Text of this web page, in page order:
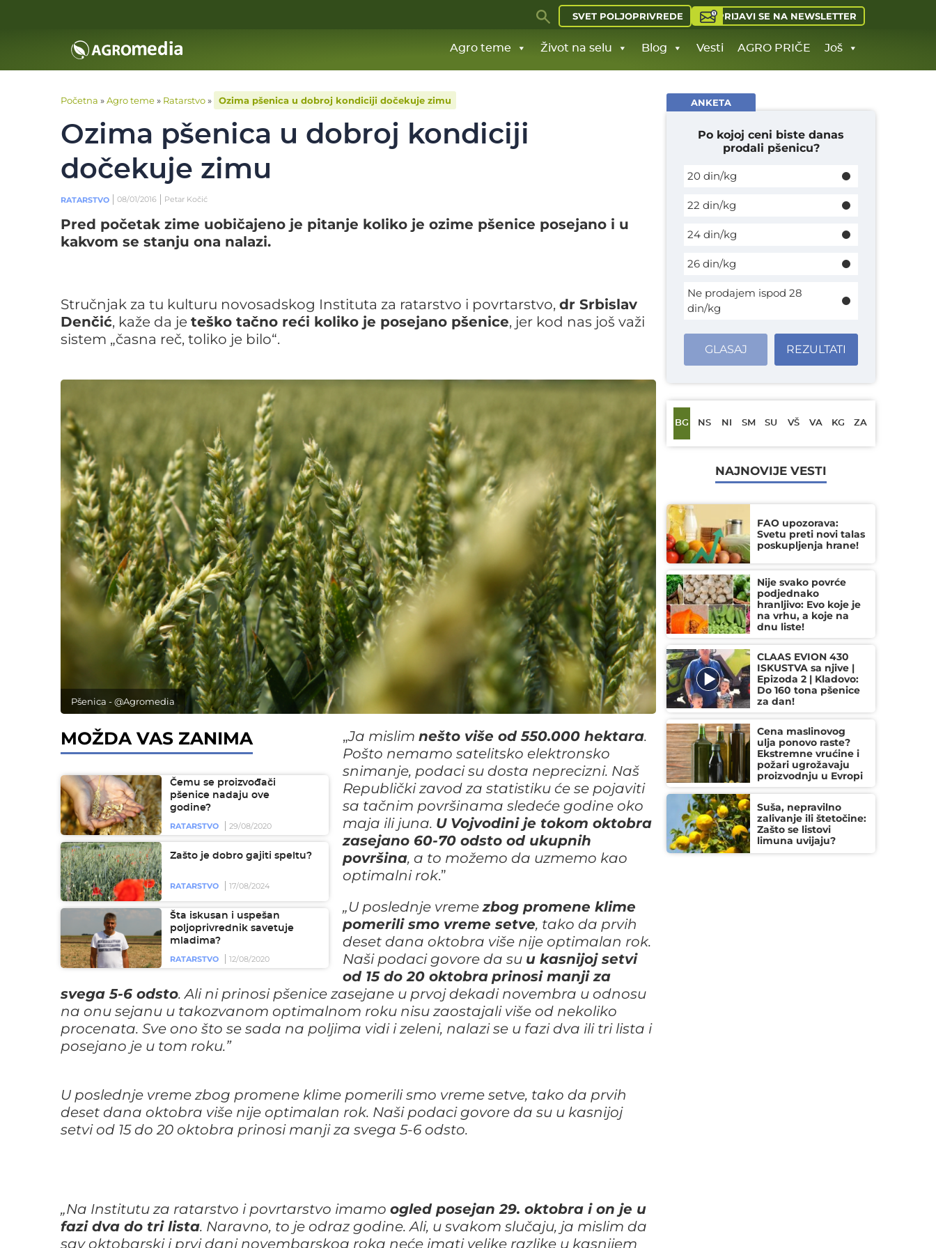
SVET POLJOPRIVREDE PRIJAVI SE NA NEWSLETTER
Agro teme Život na selu Blog Vesti AGRO PRIČE Još
Početna »Agro teme» Ratarstvo» Ozima pšenica u dobroj kondiciji dočekuje zimu
Ozima pšenica u dobroj kondiciji
dočekuje zimu
RATARSTVO 08/01/2016 Petar Kočić
Pred početak zime uobičajeno je pitanje koliko je ozime pšenice posejano i u
kakvom se stanju ona nalazi.
Stručnjak za tu kulturu novosadskog Instituta za ratarstvo i povrtarstvo, dr Srbislav
Denčić, kaže da je teško tačno reći koliko je posejano pšenice, jer kod nas još važi
sistem „časna reč, toliko je bilo“.
Pšenica - @Agromedia
MOŽDA VAS ZANIMA
Čemu se proizvođači
pšenice nadaju ove
godine?
RATARSTVO
29/08/2020
Zašto je dobro gajiti speltu?
RATARSTVO 17/08/2024
Šta iskusan i uspešan
poljoprivrednik savetuje
mladima?
RATARSTVO
12/08/2020
„Ja mislim nešto više od 550.000 hektara.
Pošto nemamo satelitsko elektronsko
snimanje, podaci su dosta neprecizni. Naš
Republički zavod za statistiku će se pojaviti
sa tačnim površinama sledeće godine oko
maja ili juna. U Vojvodini je tokom oktobra
zasejano 60-70 odsto od ukupnih
površina, a to možemo da uzmemo kao
optimalni rok.”
„U poslednje vremezbog promene klime
pomerili smo vreme setve, tako da prvih
deset dana oktobra više nije optimalan rok.
Naši podaci govore da su u kasnijoj setvi
od 15 do 20 oktobra prinosi manji za
svega 5-6 odsto. Ali ni prinosi pšenice zasejane u prvoj dekadi novembra u odnosu
na onu sejanu u takozvanom optimalnom roku nisu zaostajali više od nekoliko
procenata. Sve ono što se sada na poljima vidi i zeleni, nalazi se u fazi dva ili tri lista i
posejano je u tom roku.”
U poslednje vreme zbog promene klime pomerili smo vreme setve, tako da prvih
deset dana oktobra više nije optimalan rok. Naši podaci govore da su u kasnijoj
setvi od 15 do 20 oktobra prinosi manji za svega 5-6 odsto.
„Na Institutu za ratarstvo i povrtarstvo imamo ogled posejan 29. oktobra i on je u
fazi dva do tri lista. Naravno, to je odraz godine. Ali, u svakom slučaju, ja mislim da
sav oktobarski i prvi dani novembarskog roka neće imati velike razlike u kasnijem
ANKETA
Po kojoj ceni biste danas
prodali pšenicu?
20 din/kg
22 din/kg
24 din/kg
26 din/kg
Ne prodajem ispod 28
din/kg
GLASAJ REZULTATI
BG NS NI SM SU VŠ VA KG ZA
NAJNOVIJE VESTI
FAO upozorava:
Svetu preti novi talas
poskupljenja hrane!
Nije svako povrće
podjednako
hranljivo: Evo koje je
na vrhu, a koje na
dnu liste!
CLAAS EVION 430
ISKUSTVA sa njive |
Epizoda 2 | Kladovo:
Do 160 tona pšenice
za dan!
Cena maslinovog
ulja ponovo raste?
Ekstremne vrućine i
požari ugrožavaju
proizvodnju u Evropi
Suša, nepravilno
zalivanje ili štetočine:
Zašto se listovi
limuna uvijaju?